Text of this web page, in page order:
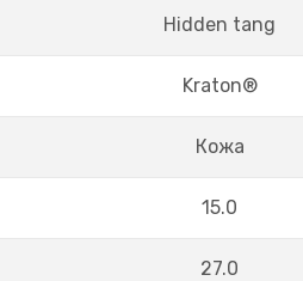
Hidden tang
Kraton®
Кожа
15.0
27.0